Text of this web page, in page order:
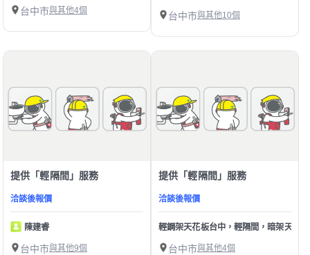
台中市與其他4個 台中市與其他10個
提供「輕隔間」服務
洽談後報價
陳建睿
台中市與其他9個
提供「輕隔間」服務
洽談後報價
輕鋼架天花板台中，輕隔間，暗架天花
台中市與其他4個